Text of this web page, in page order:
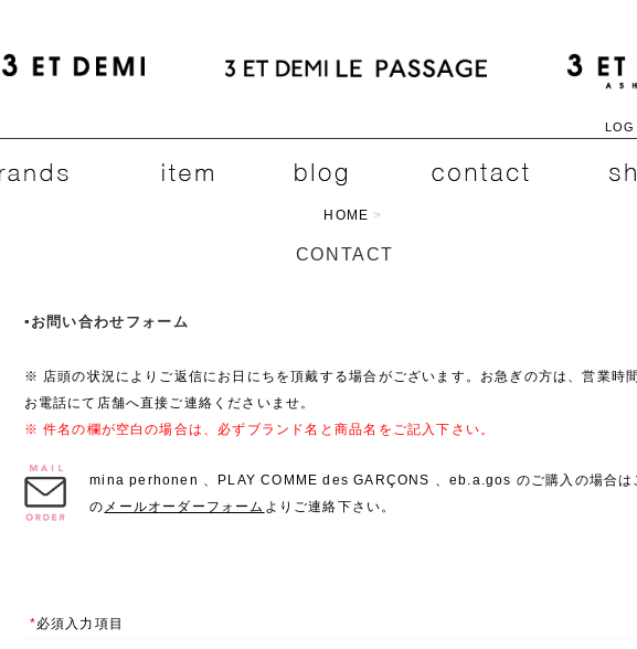
HOME >
CONTACT
▪️お問い合わせフォーム
※ 店頭の状況によりご返信にお日にちを頂戴する場合がございます。お急ぎの方は、営業時
お電話にて店舗へ直接ご連絡くださいませ。
※ 件名の欄が空白の場合は、必ずブランド名と商品名をご記入下さい。
mina perhonen 、PLAY COMME des GARÇONS 、eb.a.gos のご購入の場合は
の メールオーダーフォーム よりご連絡下さい。
*必須入力項目